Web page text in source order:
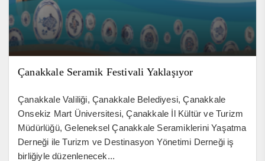
Çanakkale Seramik Festivali Yaklaşıyor
Çanakkale Valiliği, Çanakkale Belediyesi, Çanakkale
Onsekiz Mart Üniversitesi, Çanakkale İl Kültür ve Turizm
Müdürlüğü, Geleneksel Çanakkale Seramiklerini Yaşatma
Derneği ile Turizm ve Destinasyon Yönetimi Derneği iş
birliğiyle düzenlenecek...